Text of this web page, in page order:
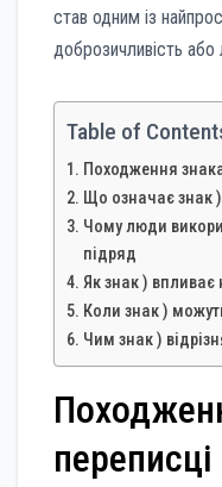
став одним із
доброзичливість або
Table of
Походження
Що означає знак )
Чому люди
підряд
Як знак )
Коли знак )
Чим знак )
переписці